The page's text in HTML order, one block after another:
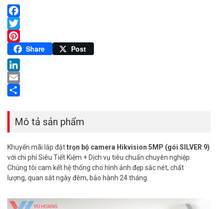
Facebook
Twitter
Pinterest
Share Post
LinkedIn
Email
Mô tả sản phẩm
Khuyến mãi lắp đặttrọn bộ camera Hikvision 5MP (gói SILVER 9)
với chi phí Siêu Tiết Kiệm + Dịch vụ tiêu chuẩn chuyên nghiệp.
Chúng tôi cam kết hệ thống cho hình ảnh đẹp sắc nét, chất
lượng, quan sát ngày đêm, bảo hành 24 tháng.